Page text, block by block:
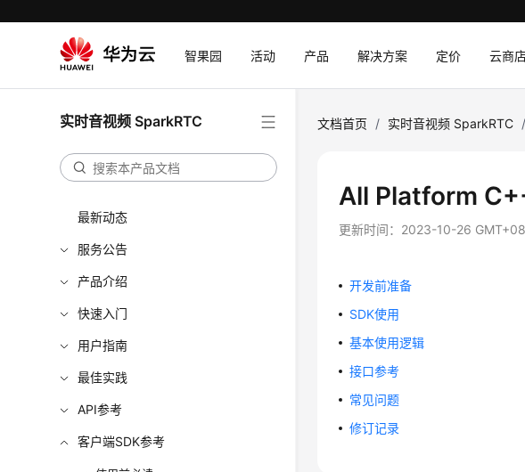
智果园 活动 产品 解决方案 定价 云商
实时音视频 SparkRTC
最新动态
服务公告
产品介绍
快速入门
用户指南
最佳实践
API参考
客户端SDK参考
文档首页 / 实时音视频 SparkRTC /
All Platform
更新时间： 2023-10-26
开发前准备
SDK使用
基本使用逻辑
接口参考
常见问题
修订记录